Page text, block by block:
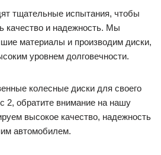
тщательные испытания, чтобы
качество и надежность. Мы
материалы и производим диски,
уровнем долговечности.
колесные диски для своего
2, обратите внимание на нашу
высокое качество, надежность
автомобилем.